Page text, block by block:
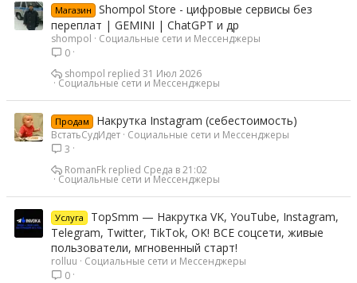
Магазин
Shompol Store - цифровые сервисы без
переплат | GEMINI | ChatGPT и др
shompol
Социальные сети и Мессенджеры
0
Социальные сети и Мессенджеры
31 Июл 2026
shompol
Продам Накрутка Instagram (себестоимость)
ВстатьСудИдет Социальные сети и Мессенджеры
3
Социальные сети и Мессенджеры
Среда в 21:02
RomanFk
Услуга
TopSmm — Накрутка VK, YouTube, Instagram,
Telegram, Twitter, TikTok, OK! ВСЕ соцсети, живые
пользователи, мгновенный старт!
rolluu
Социальные сети и Мессенджеры
0